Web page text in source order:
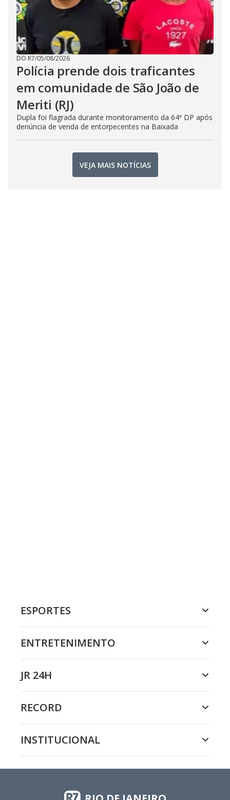
DO R7/05/08/2026
Polícia prende dois traficantes
em comunidade de São João de
Meriti (RJ)
Dupla foi flagrada durante monitoramento da 64ª DP após
denúncia de venda de entorpecentes na Baixada
VEJA MAIS NOTÍCIAS
ESPORTES
ENTRETENIMENTO
JR 24H
RECORD
INSTITUCIONAL